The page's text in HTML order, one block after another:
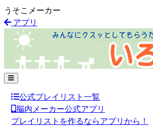
うそこメーカー
アプリ
公式プレイリスト一覧
脳内メーカー公式アプリ
プレイリストを作るならアプリから！